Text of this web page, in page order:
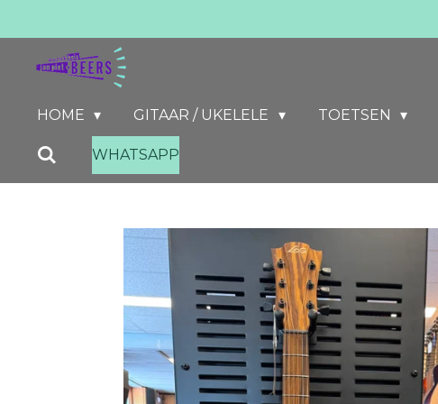
hoofdinhoud
HOME GITAAR / UKELELE TOETSEN
WHATSAPP